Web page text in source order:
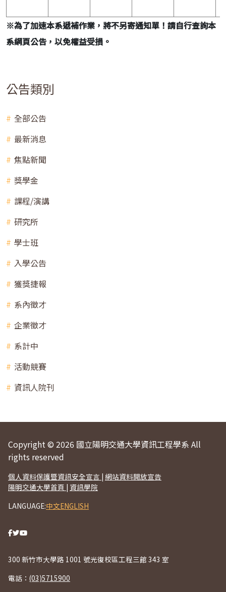
※為了加速本系遞補作業，將不另寄通知單！請自行查詢本
系網頁公告，以免權益受損。
公告類別
全部公告
最新消息
焦點新聞
獎學金
課程/演講
研究所
學士班
入學公告
獲獎捷報
系內徵才
企業徵才
系計中
活動競賽
資訊人院刊
Copyright © 2026 國立陽明交通大學資訊工程學系 All
rights reserved
個人資料保護暨資訊安全宣言 | 網站資料開放宣告
陽明交通大學首頁 | 資訊學院
LANGUAGE:中文ENGLISH
300 新竹市大學路 1001 號光復校區工程三館 343 室
電話： (03)5715900